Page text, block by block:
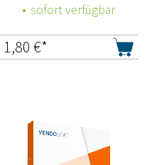
sofort verfügbar
1,80 €*